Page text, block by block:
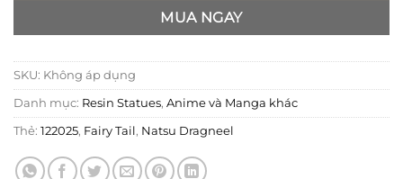
MUA NGAY
SKU: Không áp dụng
Danh mục: Resin Statues, Anime và Manga khác
Thẻ: 122025, Fairy Tail, Natsu Dragneel